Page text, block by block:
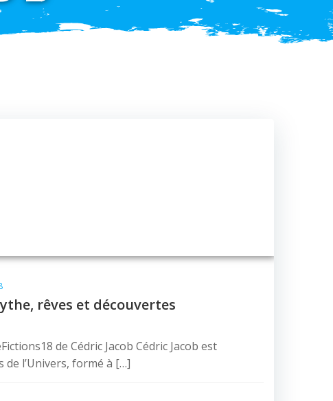
rêves et découvertes
de Cédric Jacob Cédric Jacob est
de l’Univers, formé à […]